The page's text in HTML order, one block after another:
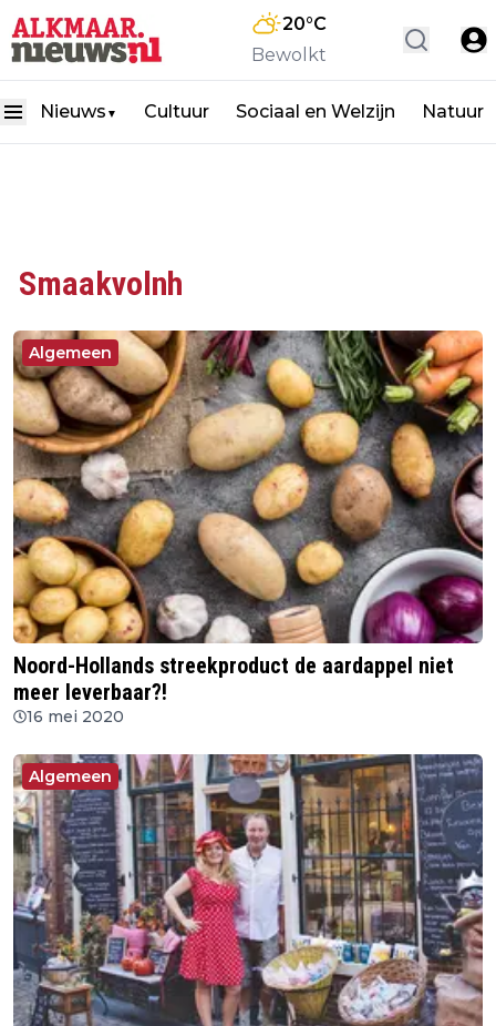
20°C
Bewolkt
Nieuws ▼ Cultuur Sociaal en Welzijn Natuur
Smaakvolnh
Algemeen
Noord-Hollands streekproduct de aardappel niet
meer leverbaar?!
16 mei 2020
Algemeen